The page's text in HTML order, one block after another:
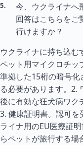
今、ウクライナへ
回答はこちらをご
行けますか？
ウクライナに持ち込
ペット用マイクロチッ
準拠した15桁の暗号
る必要があります。2.
後に有効な狂犬病ワク
3. 健康証明書。認可を
ライナ用のEU医療証
らペットが旅行する場